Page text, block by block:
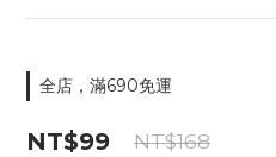
全店，滿690免運
NT$99 NT$168